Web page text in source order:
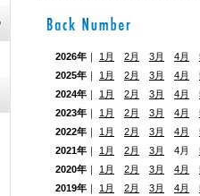
2026年 ｜ 1月 2月 3月 4月
2025年 ｜ 1月 2月 3月 4月
2024年 ｜ 1月 2月 3月 4月
2023年 ｜ 1月 2月 3月 4月
2022年 ｜ 1月 2月 3月 4月
2021年 ｜ 1月 2月 3月 4月
2020年 ｜ 1月 2月 3月 4月
2019年 ｜ 1月 2月 3月 4月